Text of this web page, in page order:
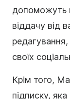
допоможуть
віддачу від
своїх
Крім того,
підписку,